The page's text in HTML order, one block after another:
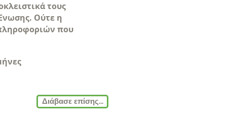
τους
Ούτε η
που
Διάβασε επίσης...